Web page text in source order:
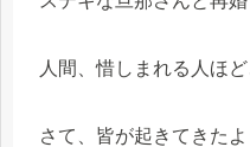
人間、惜しまれる人ほ
さて、皆が起きてきたよ